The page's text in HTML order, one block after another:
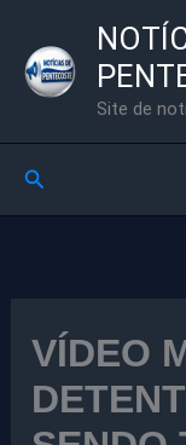
para
Site de
Pesquisar
VÍDEO